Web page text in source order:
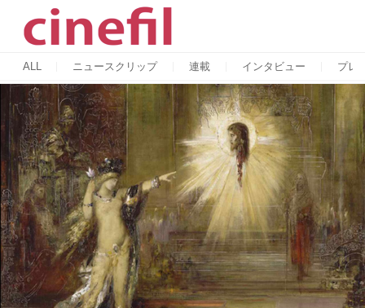
ALL ニュースクリップ 連載 インタビュー プレ